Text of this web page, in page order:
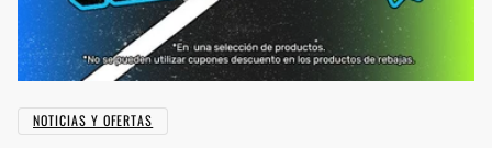
NOTICIAS Y OFERTAS